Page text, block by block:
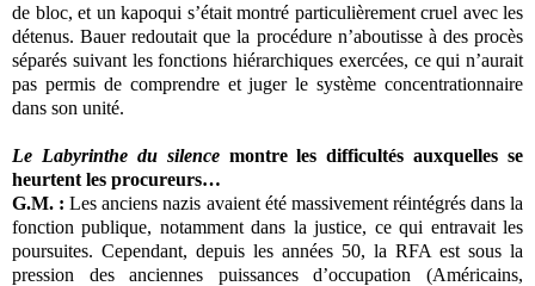
de bloc, et un kapoqui s’était montré particulièrement cruel avec les
détenus. Bauer redoutait que la procédure n’aboutisse à des procès
séparés suivant les fonctions hiérarchiques exercées, ce qui n’aurait
pas permis de comprendre et juger le système concentrationnaire
dans son unité.
Le Labyrinthe du silencemontre les difficultés auxquelles se
heurtent les procureurs…
G.M. : Les anciens nazis avaient été massivement réintégrés dans la
fonction publique, notamment dans la justice, ce qui entravait les
poursuites. Cependant, depuis les années 50, la RFA est sous la
pression des anciennes puissances d’occupation (Américains,